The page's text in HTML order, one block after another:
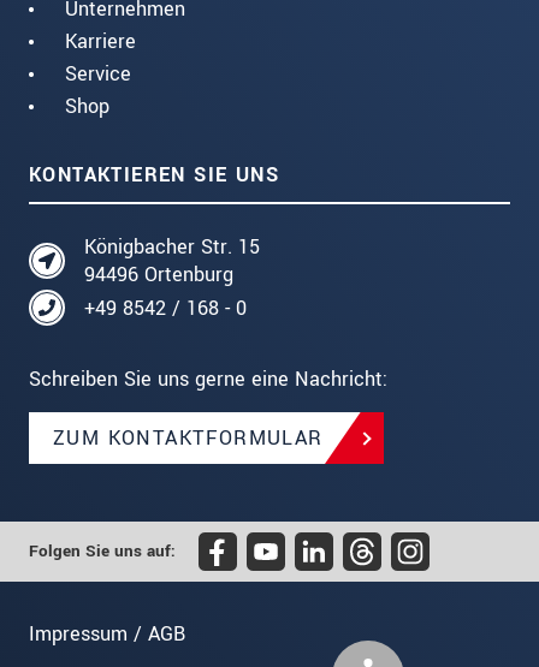
Unternehmen
Karriere
Service
Shop
KONTAKTIEREN SIE UNS
Königbacher Str. 15
94496 Ortenburg
+49 8542 / 168 - 0
Schreiben Sie uns gerne eine Nachricht:
ZUM KONTAKTFORMULAR
Folgen Sie uns auf:
Impressum / AGB